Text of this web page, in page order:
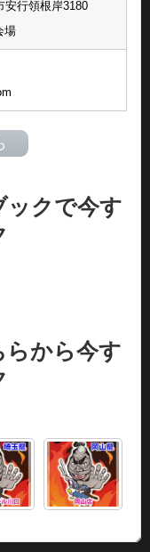
行領根岸3180
場
ックで今す
らから今す